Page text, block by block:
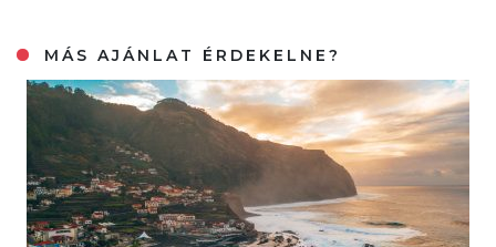
MÁS AJÁNLAT ÉRDEKELNE?